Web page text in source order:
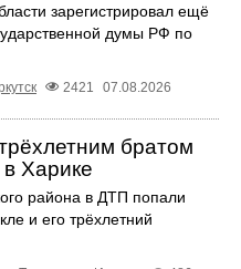
зарегистрировал ещё
думы РФ по
2421 07.08.2026
братом
Харике
района в ДТП попали
и его трёхлетний